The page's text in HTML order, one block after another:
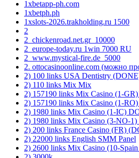
1xbetapp-ph.com
1xbetph.ph
1xslots-2026.trakholding.ru 1500
2
2_chickenroad.net.gr_10000
2_europe-today.ru 1win 7000 RU
2_www.mystical-fire.de_5000
2. ottocasinoonline.com (можно
2) 100 links USA Dentistry
2) 110 links Mix Mix
2) 157190 links Mix Casino (1-
2) 157190 links Mix Casino (1-
2) 1980 links Mix Casino (1-IC)
2) 1980 links Mix Casino (3-NO-
2) 200 links France Casino (FR)
2) 22000 links English SMM Panel
2) 2600 links Mix Casino (10-